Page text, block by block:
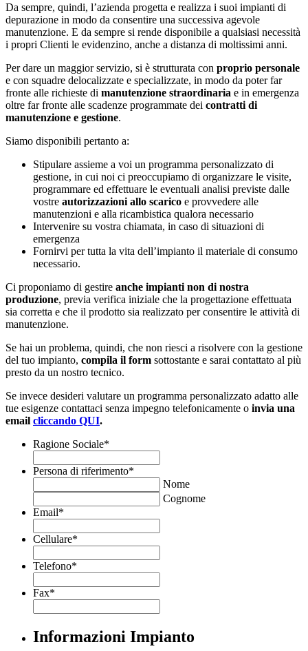
Da sempre, quindi, l’azienda progetta e realizza i suoi impianti di
depurazione in modo da consentire una successiva agevole
manutenzione. E da sempre si rende disponibile a qualsiasi necessità
i propri Clienti le evidenzino, anche a distanza di moltissimi anni.
Per dare un maggior servizio, si è strutturata con proprio personale
e con squadre delocalizzate e specializzate, in modo da poter far
fronte alle richieste di manutenzione straordinaria e in emergenza
oltre far fronte alle scadenze programmate dei contratti di
manutenzione e gestione.
Siamo disponibili pertanto a:
Stipulare assieme a voi un programma personalizzato di
gestione, in cui noi ci preoccupiamo di organizzare le visite,
programmare ed effettuare le eventuali analisi previste dalle
vostre autorizzazioni allo scarico e provvedere alle
manutenzioni e alla ricambistica qualora necessario
Intervenire su vostra chiamata, in caso di situazioni di
emergenza
Fornirvi per tutta la vita dell’impianto il materiale di consumo
necessario.
Ci proponiamo di gestire anche impianti non di nostra
produzione, previa verifica iniziale che la progettazione effettuata
sia corretta e che il prodotto sia realizzato per consentire le attività di
manutenzione.
Se hai un problema, quindi, che non riesci a risolvere con la gestione
del tuo impianto, compila il form sottostante e sarai contattato al più
presto da un nostro tecnico.
Se invece desideri valutare un programma personalizzato adatto alle
tue esigenze contattaci senza impegno telefonicamente o invia una
email cliccando QUI.
Ragione Sociale*
Persona di riferimento*
Nome
Cognome
Email*
Cellulare*
Telefono*
Fax*
Informazioni Impianto